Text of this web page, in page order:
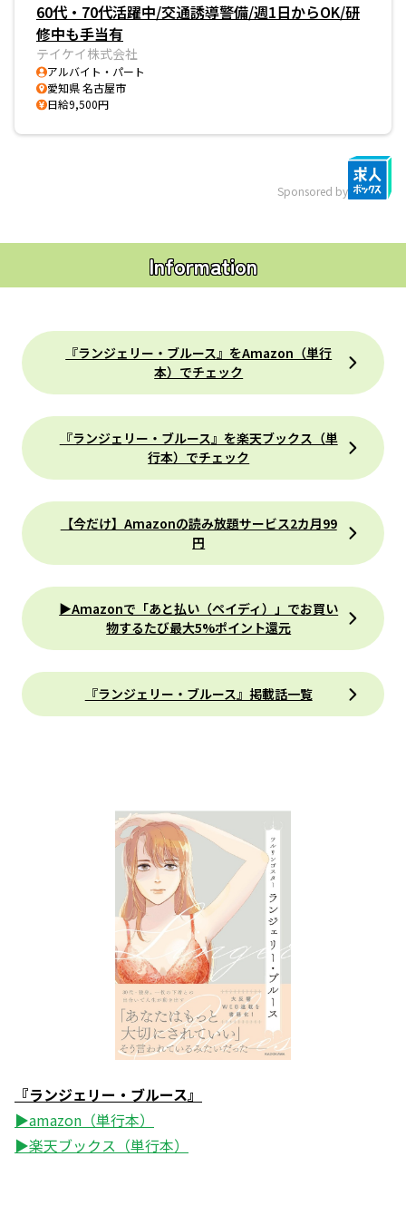
60代・70代活躍中/交通誘導警備/週1日からOK/研
修中も手当有
テイケイ株式会社
アルバイト・パート
愛知県 名古屋市
日給9,500円
Sponsored by
Information
『ランジェリー・ブルース』をAmazon（単行
本）でチェック
『ランジェリー・ブルース』を楽天ブックス（単
行本）でチェック
【今だけ】Amazonの読み放題サービス2カ月99
円
▶Amazonで「あと払い（ペイディ）」でお買い
物するたび最大5%ポイント還元
『ランジェリー・ブルース』掲載話一覧
『ランジェリー・ブルース』
▶amazon（単行本）
▶楽天ブックス（単行本）